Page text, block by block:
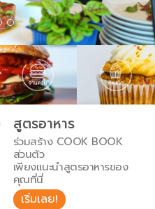
ตวง
ถุดิบ
สูตรอาหาร
ร่วมสร้าง COOK BOOK
ส่วนตัว
เพียงแนะนำสูตรอาหารของ
คุณที่นี่
เริ่มเลย!